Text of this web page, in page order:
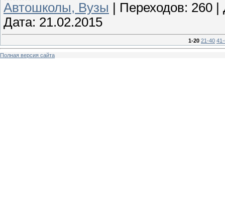
Автошколы, Вузы
Переходов: 260
Дата: 21.02.2015
1-20 21-40
Полная версия сайта